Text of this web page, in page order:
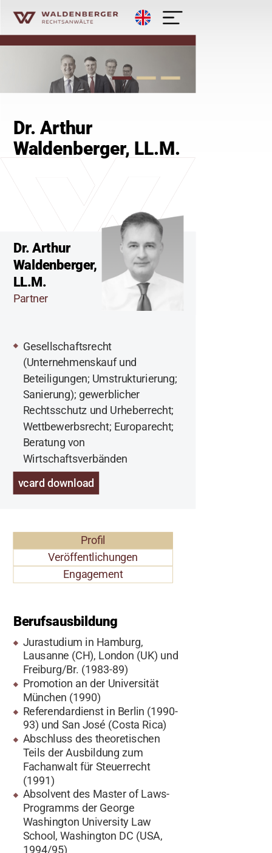
English Waldenberger Rechtsanwälte -
Dr. Arthur
Waldenberger, LL.M.
Dr. Arthur
Waldenberger,
LL.M.
Partner
Gesellschaftsrecht
(Unternehmenskauf und
Beteiligungen; Umstrukturierung;
Sanierung); gewerblicher
Rechtsschutz und Urheberrecht;
Wettbewerbsrecht; Europarecht;
Beratung von
Wirtschaftsverbänden
vcard download
Profil
Veröffentlichungen
Engagement
Berufsausbildung
Jurastudium in Hamburg,
Lausanne (CH), London (UK) und
Freiburg/Br. (1983-89)
Promotion an der Universität
München (1990)
Referendardienst in Berlin (1990-
93) und San José (Costa Rica)
Abschluss des theoretischen
Teils der Ausbildung zum
Fachanwalt für Steuerrecht
(1991)
Absolvent des Master of Laws-
Programms der George
Washington University Law
School, Washington DC (USA,
1994/95)